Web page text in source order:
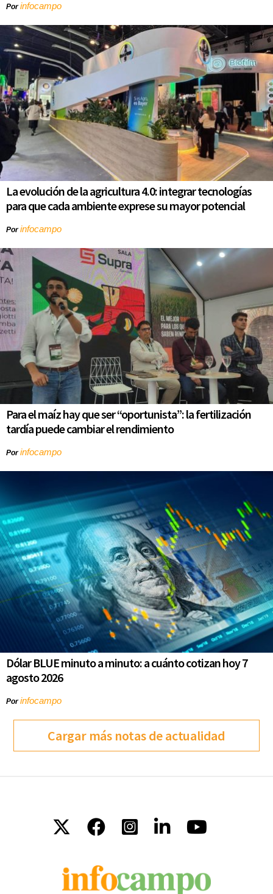
Porinfocampo
La evolución de la agricultura 4.0: integrar tecnologías
para que cada ambiente exprese su mayor potencial
Porinfocampo
Para el maíz hay que ser “oportunista”: la fertilización
tardía puede cambiar el rendimiento
Porinfocampo
Dólar BLUE minuto a minuto: a cuánto cotizan hoy 7
agosto 2026
Porinfocampo
Cargar más notas de actualidad